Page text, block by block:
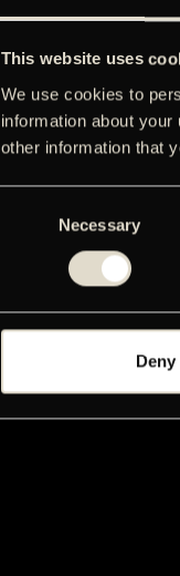
This website uses
We use cookies to
information about
other information that
Necessary
Deny